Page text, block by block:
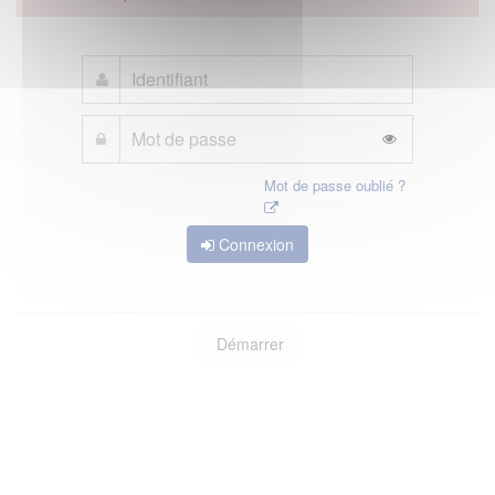
Mot de passe oublié ?
Connexion
Démarrer